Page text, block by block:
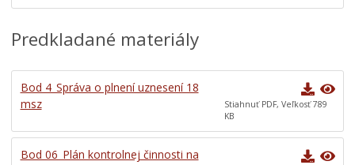
Dokumenty mesta
Voľby prezidenta SR 2024
Predkladané materiály
Bod 4_Správa o plnení uznesení 18
msz
Stiahnuť PDF, Veľkosť 789
KB
Bod 06_Plán kontrolnej činnosti na